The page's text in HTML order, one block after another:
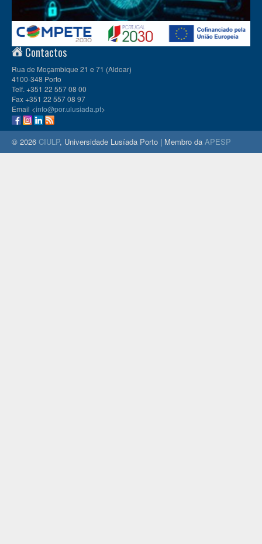
Contactos
Rua de Moçambique 21 e 71 (Aldoar)
4100-348 Porto
Telf. +351 22 557 08 00
Fax +351 22 557 08 97
Email <info@por.ulusiada.pt>
© 2026 CIULP, Universidade Lusíada Porto | Membro da APESP